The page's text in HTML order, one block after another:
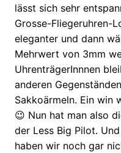
lässt sich sehr
Grosse-Fliegeruhren-
eleganter und dann
Mehrwert von 3mm
UhrenträgerInnnen
anderen
Sakkoärmeln. Ein win
😉 Nun hat man also
der Less Big Pilot.
haben wir noch gar